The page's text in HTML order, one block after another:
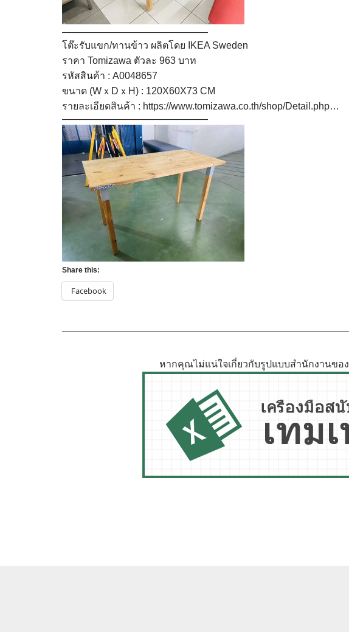
———————————————
โต๊ะรับแขก/ทานข้าว ผลิตโดย IKEA Sweden
ราคา Tomizawa ตัวละ 963 บาท
รหัสสินค้า : A0048657
ขนาด (WｘDｘH) : 120X60X73 CM
รายละเอียดสินค้า : https://www.tomizawa.co.th/shop/Detail.php…
———————————————
Share this:
Facebook
หากคุณไม่แน่ใจเกี่ยวกับรูปแบบสำนักงานขอ